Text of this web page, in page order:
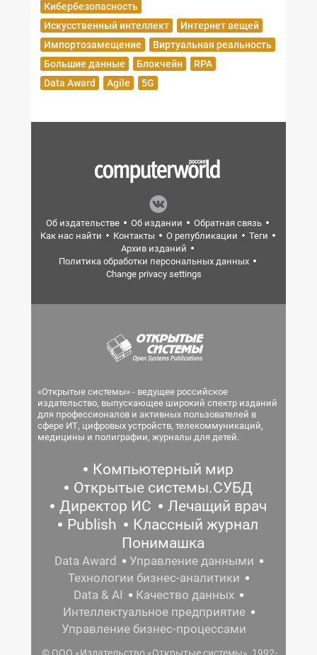
Кибербезопасность
Искусственный интеллект
Интернет вещей
Импортозамещение
Виртуальная реальность
Большие данные
Блокчейн
RPA
Data Award
Agile 5G
Об издательстве Об издании
Обратная связь
Как нас найти
Контакты О републикации
Теги
Архив изданий
Политика обработки персональных данных
Change privacy settings
«Открытые системы» - ведущее российское
издательство, выпускающее широкий спектр изданий
для профессионалов и активных пользователей в
сфере ИТ, цифровых устройств, телекоммуникаций,
медицины и полиграфии, журналы для детей.
Компьютерный мир
Открытые системы.СУБД
Директор ИС
Лечащий врач
Publish
Классный журнал
Понимашка
Data Award
Управление данными
Технологии бизнес-аналитики
Data & AI
Качество данных
Интеллектуальное предприятие
Управление бизнес-процессами